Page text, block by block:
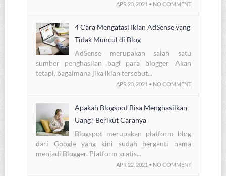
APR 23, 2021 • NO COMMENT
4 Cara Mengatasi Iklan AdSense yang
Tidak Muncul di Blog
AdSense merupakan salah satu
sumber penghasilan bagi para blogger. Akan
tetapi, bagaimana jika iklan tersebut...
APR 23, 2021 • NO COMMENT
Apakah Blogspot Bisa Menghasilkan
Uang? Berikut Caranya
Blogspot merupakan platform blog
dari Google yang kini sudah berganti nama
menjadi Blogger. Platform gratis...
APR 22, 2021 • NO COMMENT